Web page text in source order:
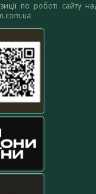
по роботі сайту